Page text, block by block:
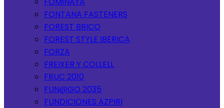
FONTANA FASTENERS
FOREST BRICO
FOREST STYLE IBERICA
FORZA
FREIXER Y COLLELL
FRUC 2010
FUN@GO 2035
FUNDICIONES AZPIRI